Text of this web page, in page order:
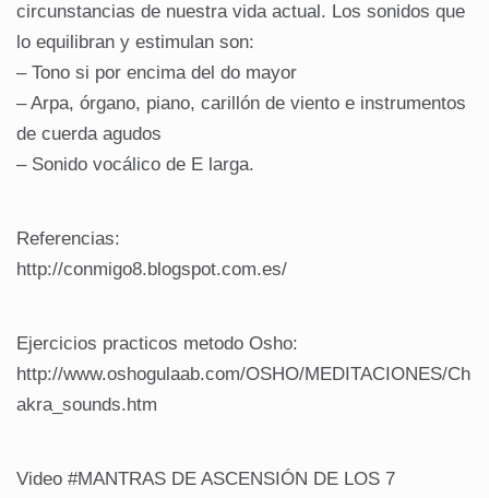
circunstancias de nuestra vida actual. Los sonidos que
lo equilibran y estimulan son:
– Tono si por encima del do mayor
– Arpa, órgano, piano, carillón de viento e instrumentos
de cuerda agudos
– Sonido vocálico de E larga.
Referencias:
http://conmigo8.blogspot.com.es/
Ejercicios practicos metodo Osho:
http://www.oshogulaab.com/OSHO/MEDITACIONES/Ch
akra_sounds.htm
Video #MANTRAS DE ASCENSIÓN DE LOS 7